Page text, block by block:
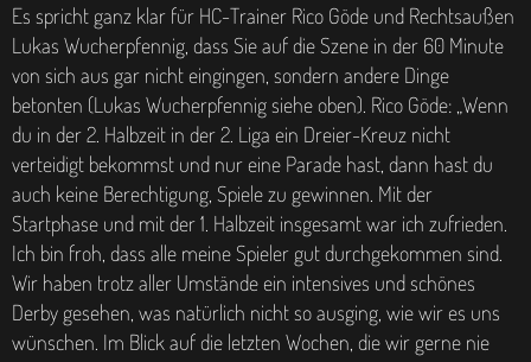
Es spricht ganz klar für HC-Trainer Rico Göde und Rechtsaußen
Lukas Wucherpfennig, dass Sie auf die Szene in der 60 Minute
von sich aus gar nicht eingingen, sondern andere Dinge
betonten (Lukas Wucherpfennig siehe oben). Rico Göde: „Wenn
du in der 2. Halbzeit in der 2. Liga ein Dreier-Kreuz nicht
verteidigt bekommst und nur eine Parade hast, dann hast du
auch keine Berechtigung, Spiele zu gewinnen. Mit der
Startphase und mit der 1. Halbzeit insgesamt war ich zufrieden.
Ich bin froh, dass alle meine Spieler gut durchgekommen sind.
Wir haben trotz aller Umstände ein intensives und schönes
Derby gesehen, was natürlich nicht so ausging, wie wir es uns
wünschen. Im Blick auf die letzten Wochen, die wir gerne nie